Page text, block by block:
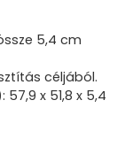
5,4 cm
céljából.
x 51,8 x 5,4